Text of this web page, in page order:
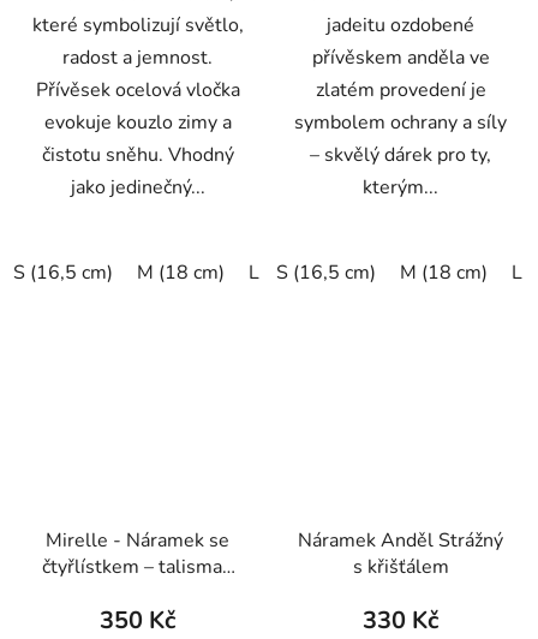
které symbolizují světlo,
radost a jemnost.
Přívěsek ocelová vločka
evokuje kouzlo zimy a
čistotu sněhu. Vhodný
jako jedinečný...
S (16,5 cm) M (18 cm) L (19,5 cm) XL (20,5 cm)
jadeitu ozdobené
přívěskem anděla ve
zlatém provedení je
symbolem ochrany a síly
– skvělý dárek pro ty,
kterým...
S (16,5 cm) M (18 cm) L
Mirelle - Náramek se
čtyřlístkem – talisman
350 Kč
Náramek Anděl Strážný
s křišťálem
330 Kč